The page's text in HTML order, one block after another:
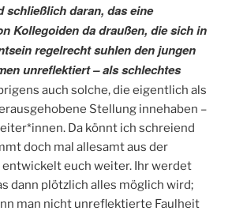
schließlich daran, das eine
Kollegoiden da draußen, die sich in
regelrecht suhlen den jungen
unreflektiert – als schlechtes
auch solche, die eigentlich als
Stellung innehaben –
Da könnt ich schreiend
doch mal allesamt aus der
euch weiter. Ihr werdet
dann plötzlich alles möglich wird;
man nicht unreflektierte Faulheit